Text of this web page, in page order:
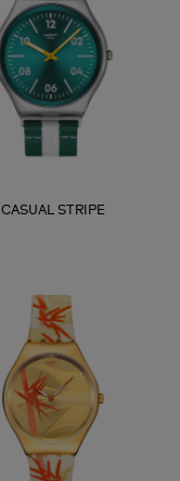
CASUAL STRIPE